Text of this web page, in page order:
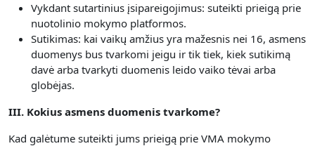
Vykdant sutartinius įsipareigojimus: suteikti prieigą prie
nuotolinio mokymo platformos.
Sutikimas: kai vaikų amžius yra mažesnis nei 16, asmens
duomenys bus tvarkomi jeigu ir tik tiek, kiek sutikimą
davė arba tvarkyti duomenis leido vaiko tėvai arba
globėjas.
III. Kokius asmens duomenis tvarkome?
Kad galėtume suteikti jums prieigą prie VMA mokymo